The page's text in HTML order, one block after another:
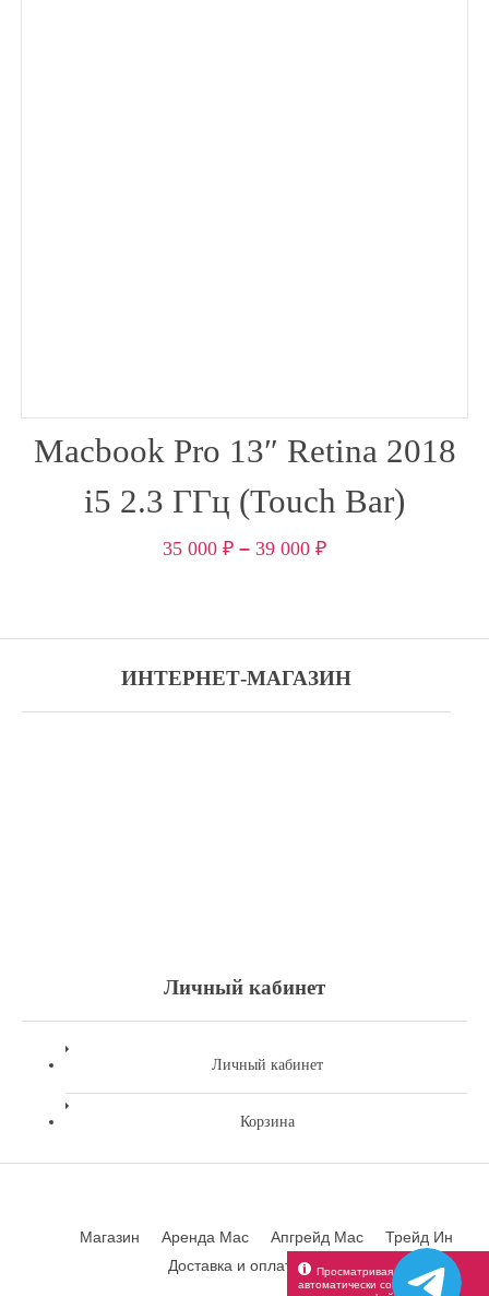
Macbook Pro 13″ Retina 2018
i5 2.3 ГГц (Touch Bar)
35 000 ₽ – 39 000 ₽
ИНТЕРНЕТ-МАГАЗИН
Личный кабинет
Личный кабинет
Корзина
Магазин Аренда Mac Апгрейд Mac
Трейд Ин
Доставка и оплата
Контакты
Просматривая веб-сайт вы
автоматически соглашаетесь